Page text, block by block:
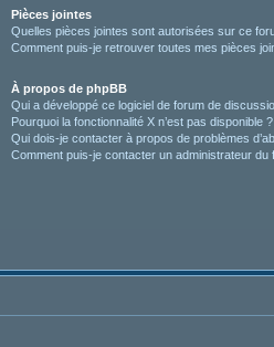
Pièces jointes
Quelles pièces jointes sont autorisées sur ce
Comment puis-je retrouver toutes mes pièces
À propos de phpBB
Qui a développé ce logiciel de forum de
Pourquoi la fonctionnalité X n’est pas disponible ?
Qui dois-je contacter à propos de problèmes
Comment puis-je contacter un administrateur du